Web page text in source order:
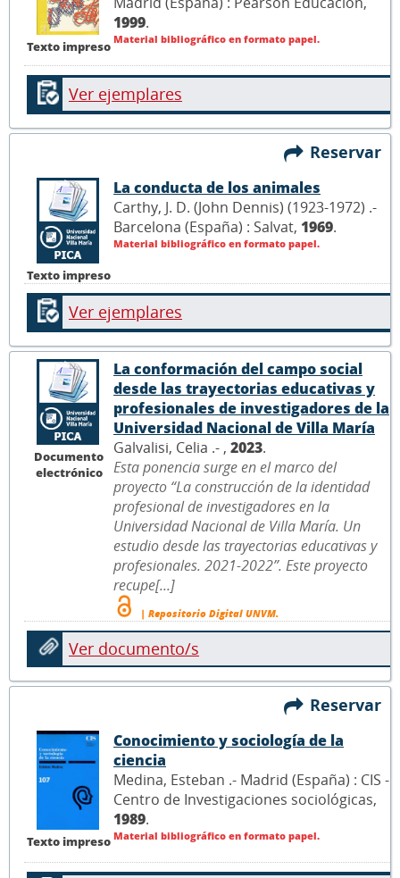
Texto impreso
1999.
Material bibliográfico en formato papel.
Ver ejemplares
Reservar
Texto impreso
La conducta de los animales
Carthy, J. D. (John Dennis) (1923-1972) .-
Barcelona (España) : Salvat, 1969.
Material bibliográfico en formato papel.
Ver ejemplares
Documento
electrónico
La conformación del campo social
desde las trayectorias educativas y
profesionales de investigadores de la
Universidad Nacional de Villa María
Galvalisi, Celia .- , 2023.
Esta ponencia surge en el marco del
proyecto “La construcción de la identidad
profesional de investigadores en la
Universidad Nacional de Villa María. Un
estudio desde las trayectorias educativas y
profesionales. 2021-2022”. Este proyecto
recupe[...]
| Repositorio Digital UNVM.
Ver documento/s
Reservar
Texto impreso
Conocimiento y sociología de la
ciencia
Medina, Esteban .- Madrid (España) : CIS -
Centro de Investigaciones sociológicas,
1989.
Material bibliográfico en formato papel.